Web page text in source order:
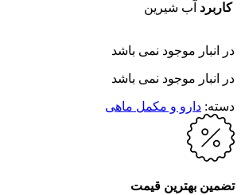
کاربرد آب شیرین
در انبار موجود نمی باشد
در انبار موجود نمی باشد
دسته: دارو و مکمل ماهی
تضمین بهترین قیمت